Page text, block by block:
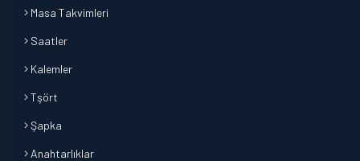
Masa Takvimleri
Saatler
Kalemler
Tşört
Şapka
Anahtarlıklar